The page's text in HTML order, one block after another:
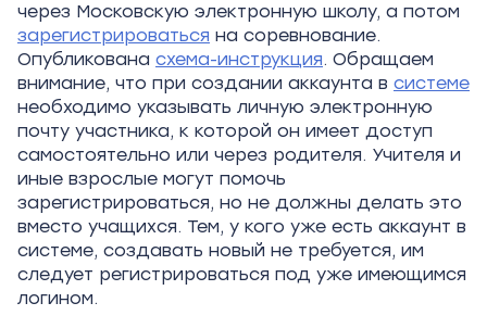
через Московскую электронную школу, а потом
зарегистрироваться на соревнование.
Опубликована схема-инструкция. Обращаем
внимание, что при создании аккаунта в системе
необходимо указывать личную электронную
почту участника, к которой он имеет доступ
самостоятельно или через родителя. Учителя и
иные взрослые могут помочь
зарегистрироваться, но не должны делать это
вместо учащихся. Тем, у кого уже есть аккаунт в
системе, создавать новый не требуется, им
следует регистрироваться под уже имеющимся
логином.